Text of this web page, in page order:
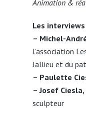
Animation &
Les interviews
– Michel-
l’association
Jallieu et du
– Paulette
– Josef Ciesla,
sculpteur